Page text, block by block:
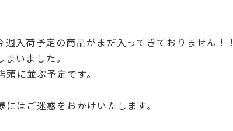
入荷予定の商品がまだ入ってきておりません！！
いました。
に並ぶ予定です。
はご迷惑をおかけいたします。